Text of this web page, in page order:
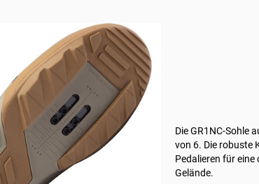
Die GR1NC-Sohle
von 6. Die robuste
Pedalieren für
Gelände.